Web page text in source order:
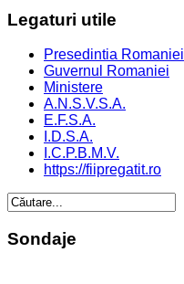
Legaturi utile
Presedintia Romaniei
Guvernul Romaniei
Ministere
A.N.S.V.S.A.
E.F.S.A.
I.D.S.A.
I.C.P.B.M.V.
https://fiipregatit.ro
Sondaje